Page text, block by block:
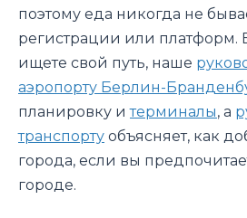
поэтому еда никогда не
регистрации или платформ.
ищете свой путь, наше
аэропорту Берлин-
планировку итерминалы, а
транспорту объясняет, как
города, если вы
городе.